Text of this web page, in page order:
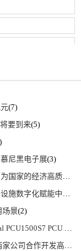
(7)
要到来(5)
尼黑电子展(3)
集团党委书记、董事长吴磊来访
数字化赋能中心
场景(2)
PCU 1500 S7 V4.5.0
逆变器方案 以实现可持续的未来